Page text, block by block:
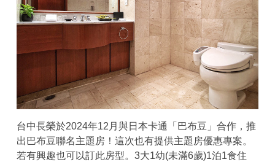
台中長榮於2024年12月與日本卡通「巴布豆」合作，推
出巴布豆聯名主題房！這次也有提供主題房優惠專案。
若有興趣也可以訂此房型。3大1幼(未滿6歲)1泊1食住